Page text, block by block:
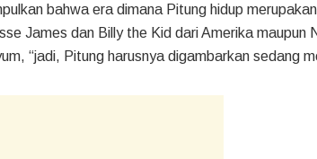
bahwa era dimana Pitung hidup
James dan Billy the Kid dari Amerika maupun
“jadi, Pitung harusnya digambarkan sedang